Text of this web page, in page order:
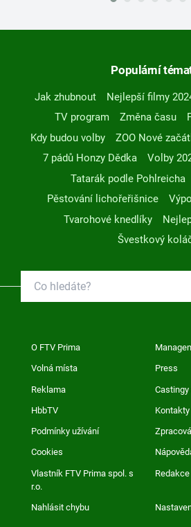
Populární
Jak zhubnout Nejlepší filmy
TV program
Změna času
Kdy budou volby
ZOO Nové
7 pádů Honzy Dědka
Volby
Tatarák podle Pohlreicha
Pěstování lichořeřišnice
Tvarohové knedlíky
Švestkový
O FTV Prima
Volná místa Press
Reklama Castingy
HbbTV Kontakty
Podmínky užívání
Cookies
Vlastník FTV Prima spol. s
r.o.
Redakce
Nahlásit chybu